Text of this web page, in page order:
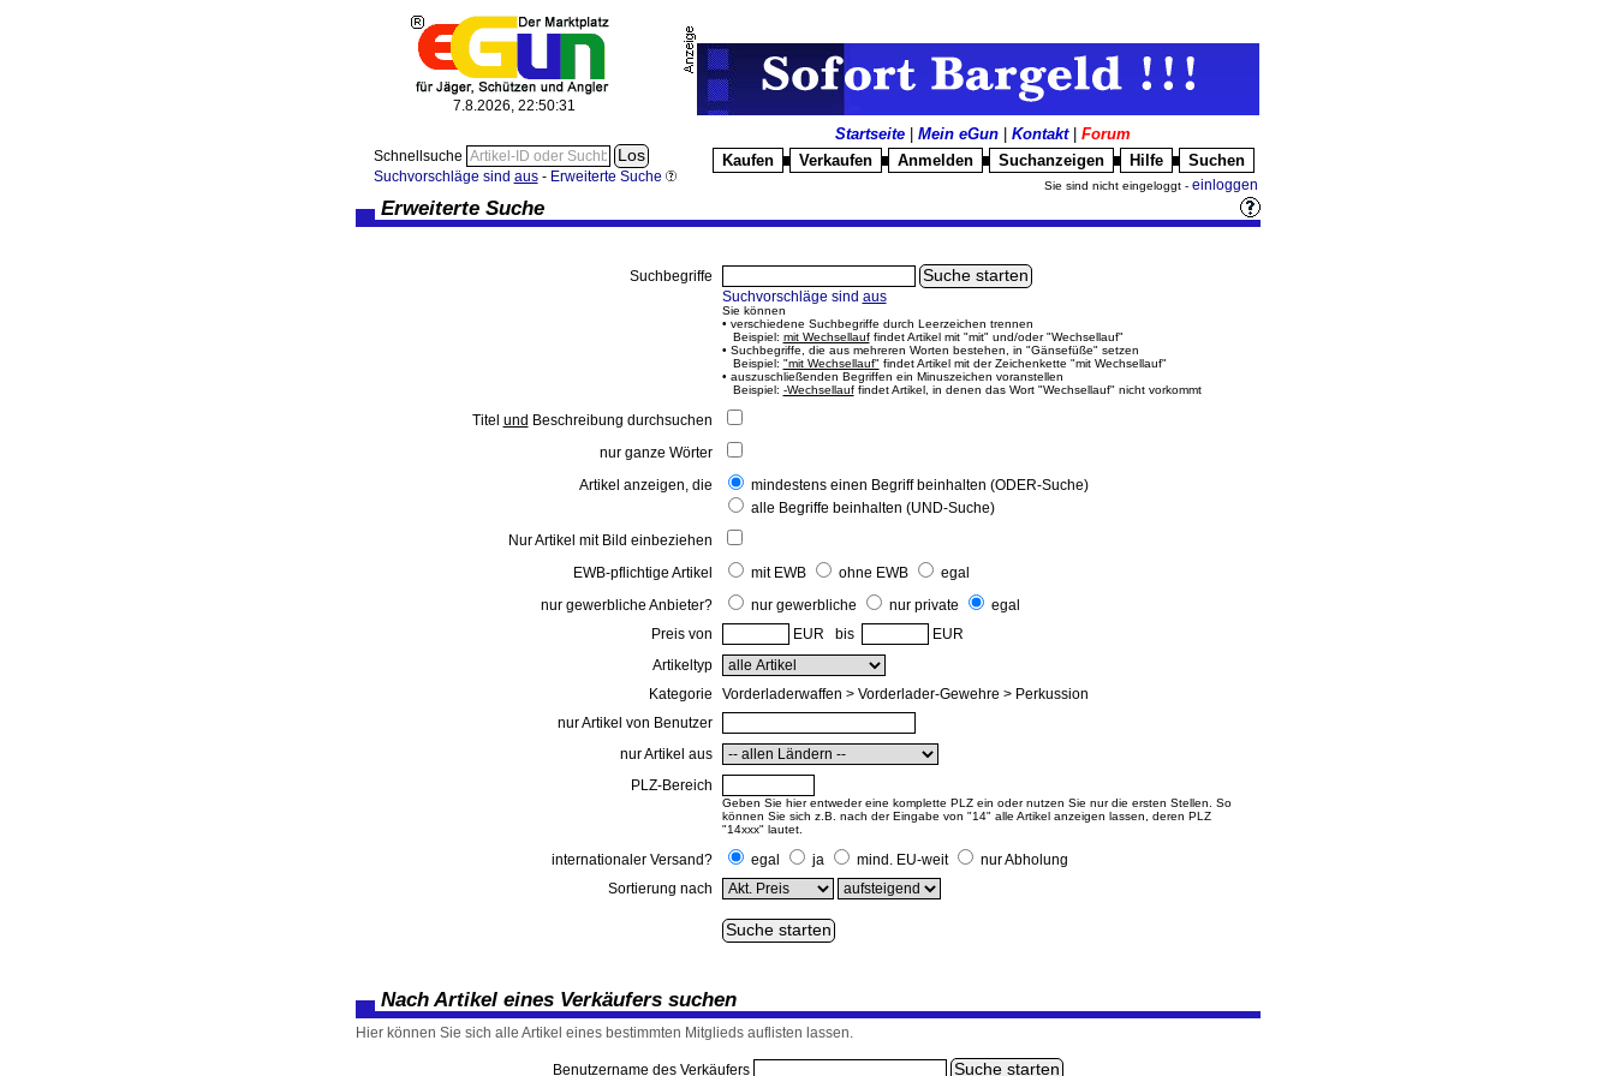
7.8.2026, 22:50:31
Schnellsuche
Suchvorschläge sind aus- Erweiterte Suche
Startseite Mein eGun Kontakt| Forum
Kaufen
Verkaufen Anmelden Suchanzeigen Hilfe Suchen
Sie sind nicht eingeloggt - einloggen
Erweiterte Suche
Suchbegriffe
Suchvorschläge sind aus
Sie können
• verschiedene Suchbegriffe durch Leerzeichen trennen
Beispiel: mit Wechsellauffindet Artikel mit "mit" und/oder "Wechsellauf"
• Suchbegriffe, die aus mehreren Worten bestehen, in "Gänsefüße" setzen
Beispiel: "mit Wechsellauf"findet Artikel mit der Zeichenkette "mit Wechsellauf"
• auszuschließenden Begriffen ein Minuszeichen voranstellen
Beispiel: -Wechsellauffindet Artikel, in denen das Wort "Wechsellauf" nicht vorkommt
Titel und Beschreibung durchsuchen
nur ganze Wörter
Artikel anzeigen, die
mindestens einen Begriff beinhalten (ODER-Suche)
alle Begriffe beinhalten (UND-Suche)
Nur Artikel mit Bild einbeziehen
EWB-pflichtige Artikel
mit EWB ohne EWB
egal
nur gewerbliche Anbieter?
nur gewerbliche nur private
egal
Preis von
EUR bis
EUR
Artikeltyp
Kategorie
Vorderladerwaffen > Vorderlader-Gewehre > Perkussion
nur Artikel von Benutzer
nur Artikel aus
PLZ-Bereich
Geben Sie hier entweder eine komplette PLZ ein oder nutzen Sie nur die ersten Stellen. So
können Sie sich z.B. nach der Eingabe von "14" alle Artikel anzeigen lassen, deren PLZ
"14xxx" lautet.
internationaler Versand? egal ja mind. EU-weit
nur Abholung
Sortierung nach
Nach Artikel eines Verkäufers suchen
Hier können Sie sich alle Artikel eines bestimmten Mitglieds auflisten lassen.
Benutzername des Verkäufers